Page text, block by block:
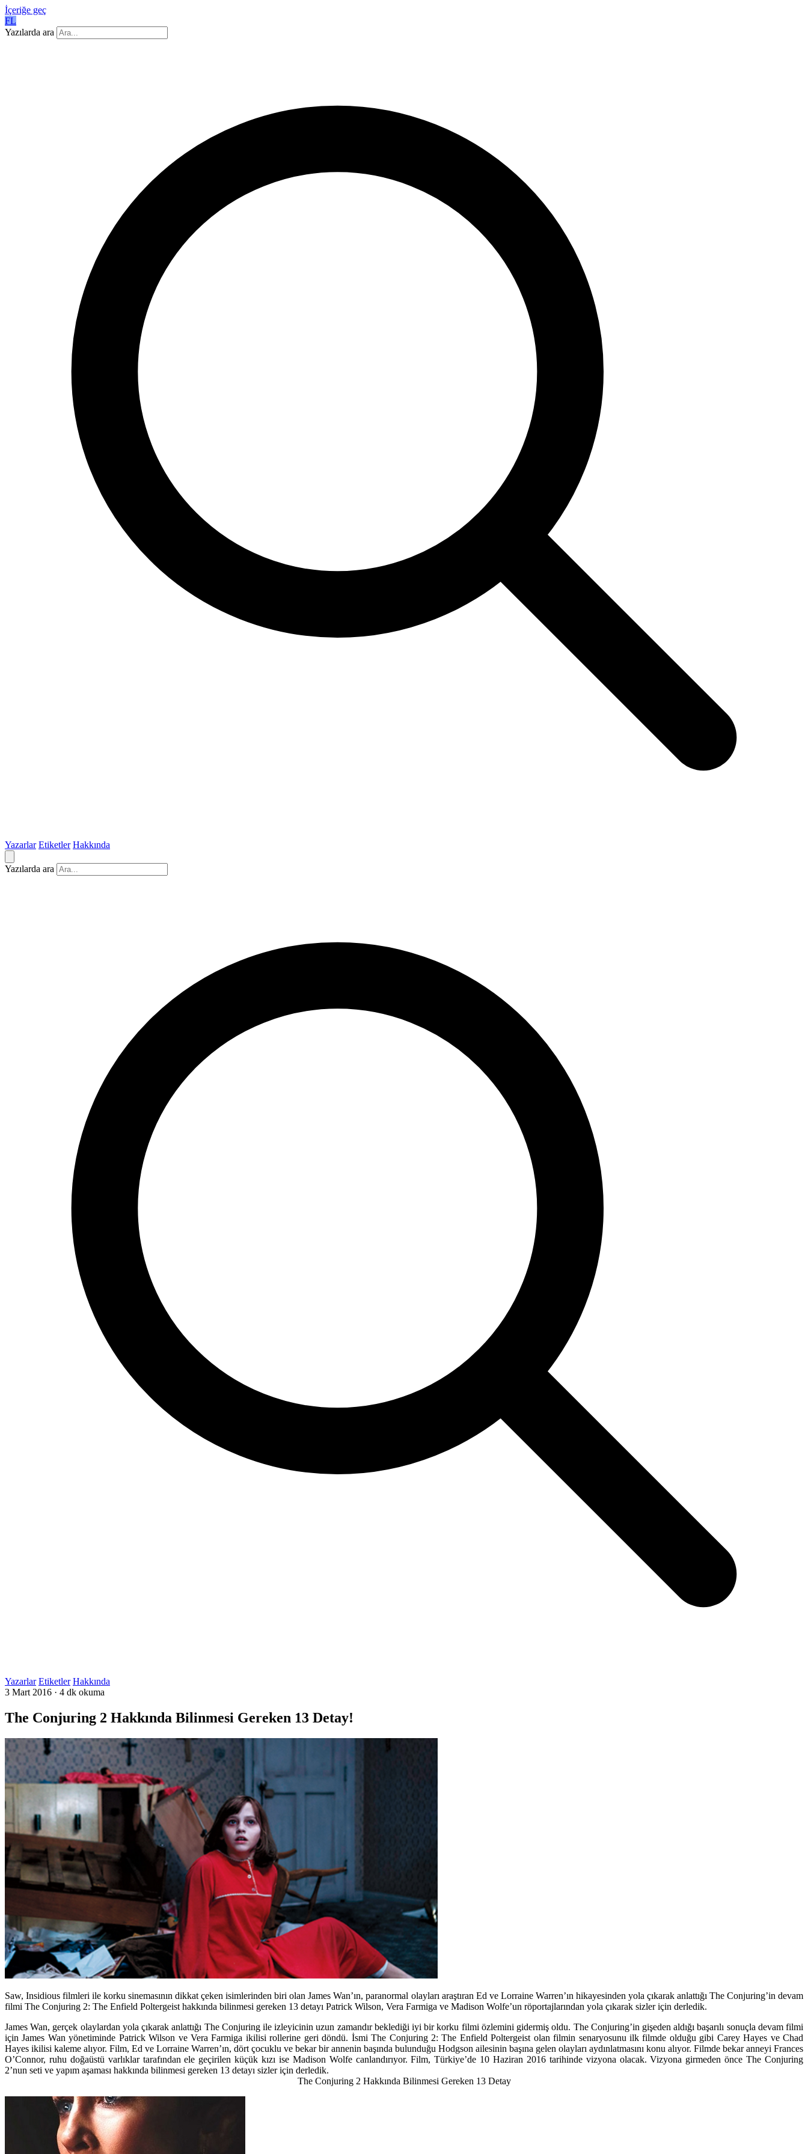
İçeriğe geç
FL
Yazılarda ara
Yazarlar Etiketler Hakkında
Yazılarda ara
Yazarlar Etiketler Hakkında
3 Mart 2016 · 4 dk okuma
The Conjuring 2 Hakkında Bilinmesi Gereken 13 Detay!
Saw, Insidious filmleri ile korku sinemasının dikkat çeken isimlerinden biri olan James Wan’ın, paranormal olayları araştıran Ed ve Lorraine Warren’ın hikayesinden yola çıkarak anlattığı The Conjuring’in devam
filmi The Conjuring 2: The Enfield Poltergeist hakkında bilinmesi gereken 13 detayı Patrick Wilson, Vera Farmiga ve Madison Wolfe’un röportajlarından yola çıkarak sizler için derledik.
James Wan, gerçek olaylardan yola çıkarak anlattığı The Conjuring ile izleyicinin uzun zamandır beklediği iyi bir korku filmi özlemini gidermiş oldu. The Conjuring’in gişeden aldığı başarılı sonuçla devam filmi
için James Wan yönetiminde Patrick Wilson ve Vera Farmiga ikilisi rollerine geri döndü. İsmi The Conjuring 2: The Enfield Poltergeist olan filmin senaryosunu ilk filmde olduğu gibi Carey Hayes ve Chad
Hayes ikilisi kaleme alıyor. Film, Ed ve Lorraine Warren’ın, dört çocuklu ve bekar bir annenin başında bulunduğu Hodgson ailesinin başına gelen olayları aydınlatmasını konu alıyor. Filmde bekar anneyi Frances
O’Connor, ruhu doğaüstü varlıklar tarafından ele geçirilen küçük kızı ise Madison Wolfe canlandırıyor. Film, Türkiye’de 10 Haziran 2016 tarihinde vizyona olacak. Vizyona girmeden önce The Conjuring
2’nun seti ve yapım aşaması hakkında bilinmesi gereken 13 detayı sizler için derledik.
The Conjuring 2 Hakkında Bilinmesi Gereken 13 Detay